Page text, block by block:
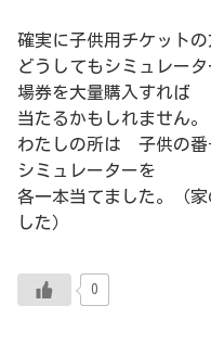
確実に子供用チケットの
どうしてもシミュレー
場券を大量購入すれば
当たるかもしれません
わたしの所は 子供の番
シミュレーターを
各一本当てました。（
した）
0